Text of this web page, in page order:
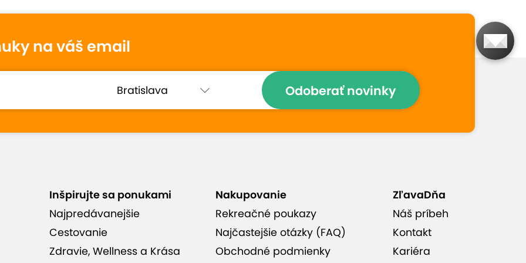
16. decembra 2024
(984)
Prečo si vybrať túto
Dokonalý relax priamo v
Národnom parku Muránska
Viac ako 100 km turistických
a 30 km cyklistických
chodníkov, v blízkosti
na váš email
Odoberať novinky
Inšpirujte sa ponukami
Najpredávanejšie
Cestovanie
Zdravie, Wellness a Krása
Nakupovanie
Rekreačné poukazy
Najčastejšie otázky (FAQ)
Obchodné podmienky
ZľavaDňa
Náš príbeh
Kontakt
Kariéra